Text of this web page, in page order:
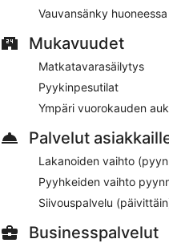
Vauvansänky huoneessa
Mukavuudet
Matkatavarasäilytys
Pyykinpesutilat
Ympäri vuorokauden
Palvelut
Lakanoiden vaihto
Pyyhkeiden vaihto
Siivouspalvelu
Businesspalvelut